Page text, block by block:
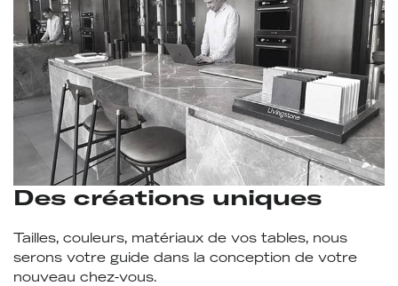
Des créations uniques
Tailles, couleurs, matériaux de vos tables, nous
serons votre guide dans la conception de votre
nouveau chez-vous.